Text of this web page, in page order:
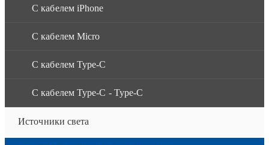
С кабелем iPhone
С кабелем Micro
С кабелем Type-C
С кабелем Type-C - Type-C
Источники света